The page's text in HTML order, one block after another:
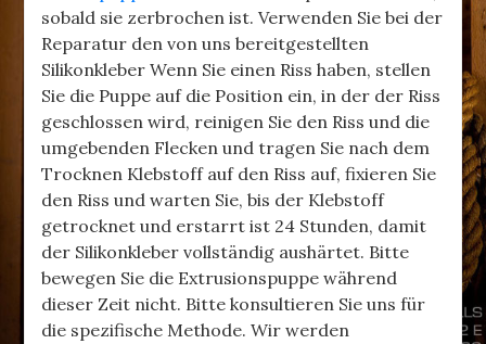
sobald sie zerbrochen ist. Verwenden Sie bei der
Reparatur den von uns bereitgestellten
Silikonkleber Wenn Sie einen Riss haben, stellen
Sie die Puppe auf die Position ein, in der der Riss
geschlossen wird, reinigen Sie den Riss und die
umgebenden Flecken und tragen Sie nach dem
Trocknen Klebstoff auf den Riss auf, fixieren Sie
den Riss und warten Sie, bis der Klebstoff
getrocknet und erstarrt ist 24 Stunden, damit
der Silikonkleber vollständig aushärtet. Bitte
bewegen Sie die Extrusionspuppe während
dieser Zeit nicht. Bitte konsultieren Sie uns für
die spezifische Methode. Wir werden